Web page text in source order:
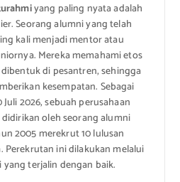
yang paling nyata adalah
Seorang alumni yang telah
kali menjadi mentor atau
Mereka memahami etos
di pesantren, sehingga
kesempatan. Sebagai
2026, sebuah perusahaan
oleh seorang alumni
2005 merekrut 10 lulusan
Perekrutan ini dilakukan melalui
terjalin dengan baik.